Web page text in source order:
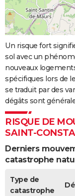
Un risque fort
sol avec un
nouveaux
spécifiques lors de
se traduit par des
dégâts sont
RISQUE DE
SAINT-
Derniers
catastrophe
Type de
catastrophe